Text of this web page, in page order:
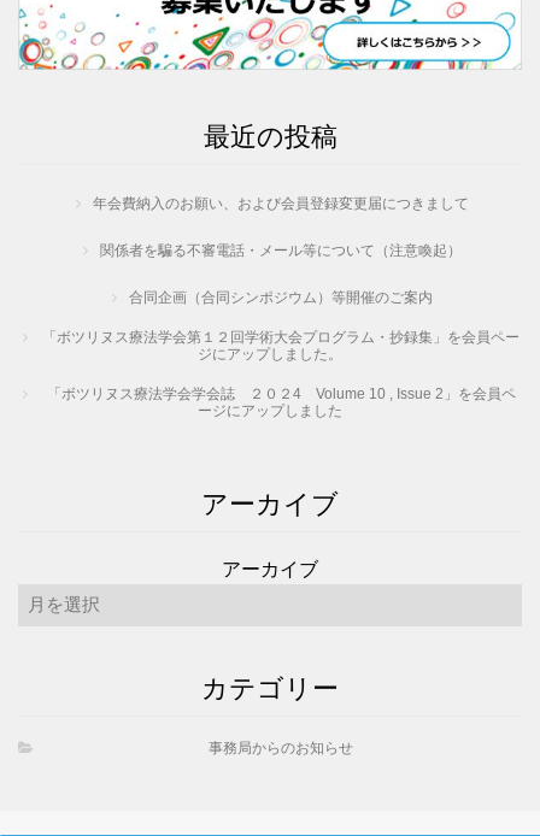
最近の投稿
年会費納入のお願い、および会員登録変更届につきまして
関係者を騙る不審電話・メール等について（注意喚起）
合同企画（合同シンポジウム）等開催のご案内
「ボツリヌス療法学会第１２回学術大会プログラム・抄録集」を会員ペー
ジにアップしました。
「ボツリヌス療法学会学会誌 ２０２4 Volume 10 , Issue 2」を会員ペ
ージにアップしました
アーカイブ
アーカイブ
カテゴリー
事務局からのお知らせ